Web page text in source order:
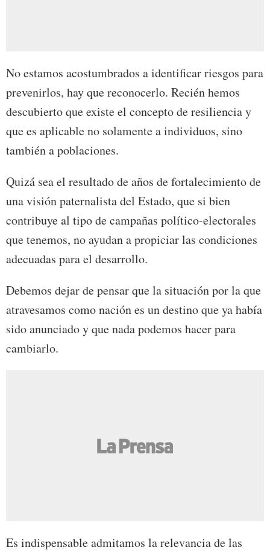
No estamos acostumbrados a identificar riesgos para
prevenirlos, hay que reconocerlo. Recién hemos
descubierto que existe el concepto de resiliencia y
que es aplicable no solamente a individuos, sino
también a poblaciones.
Quizá sea el resultado de años de fortalecimiento de
una visión paternalista del Estado, que si bien
contribuye al tipo de campañas político-electorales
que tenemos, no ayudan a propiciar las condiciones
adecuadas para el desarrollo.
Debemos dejar de pensar que la situación por la que
atravesamos como nación es un destino que ya había
sido anunciado y que nada podemos hacer para
cambiarlo.
Es indispensable admitamos la relevancia de las